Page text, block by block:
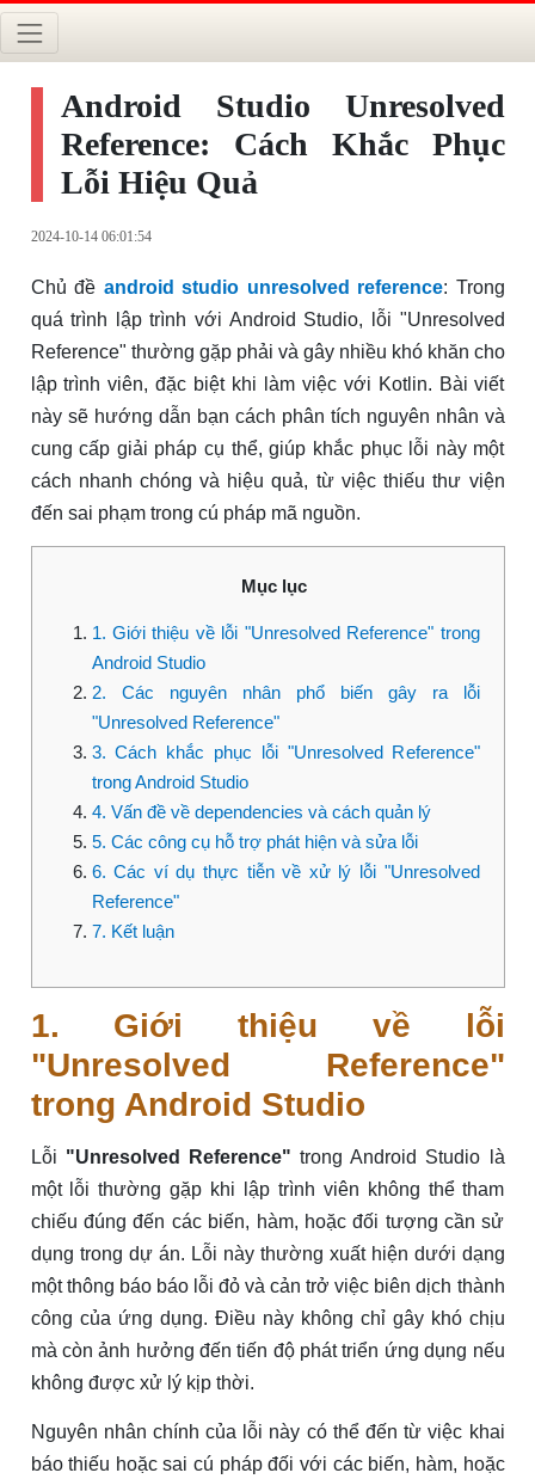
Android Studio Unresolved
Reference: Cách Khắc Phục
Lỗi Hiệu Quả
2024-10-14 06:01:54
Chủ đề android studio unresolved reference: Trong
quá trình lập trình với Android Studio, lỗi "Unresolved
Reference" thường gặp phải và gây nhiều khó khăn cho
lập trình viên, đặc biệt khi làm việc với Kotlin. Bài viết
này sẽ hướng dẫn bạn cách phân tích nguyên nhân và
cung cấp giải pháp cụ thể, giúp khắc phục lỗi này một
cách nhanh chóng và hiệu quả, từ việc thiếu thư viện
đến sai phạm trong cú pháp mã nguồn.
Mục lục
1. Giới thiệu về lỗi "Unresolved Reference" trong
Android Studio
2. Các nguyên nhân phổ biến gây ra lỗi
"Unresolved Reference"
3. Cách khắc phục lỗi "Unresolved Reference"
trong Android Studio
4. Vấn đề về dependencies và cách quản lý
5. Các công cụ hỗ trợ phát hiện và sửa lỗi
6. Các ví dụ thực tiễn về xử lý lỗi "Unresolved
Reference"
7. Kết luận
1. Giới thiệu về lỗi
"Unresolved Reference"
trong Android Studio
Lỗi "Unresolved Reference" trong Android Studio là
một lỗi thường gặp khi lập trình viên không thể tham
chiếu đúng đến các biến, hàm, hoặc đối tượng cần sử
dụng trong dự án. Lỗi này thường xuất hiện dưới dạng
một thông báo báo lỗi đỏ và cản trở việc biên dịch thành
công của ứng dụng. Điều này không chỉ gây khó chịu
mà còn ảnh hưởng đến tiến độ phát triển ứng dụng nếu
không được xử lý kịp thời.
Nguyên nhân chính của lỗi này có thể đến từ việc khai
báo thiếu hoặc sai cú pháp đối với các biến, hàm, hoặc